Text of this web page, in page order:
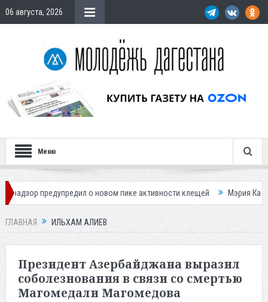
06 августа, 2026
Меню
о новом пике активности клещей Мэрия Каспийска
ГЛАВНАЯ ИЛЬХАМ АЛИЕВ
Президент Азербайджана выразил
соболезнования в связи со смертью
Магомедали Магомедова